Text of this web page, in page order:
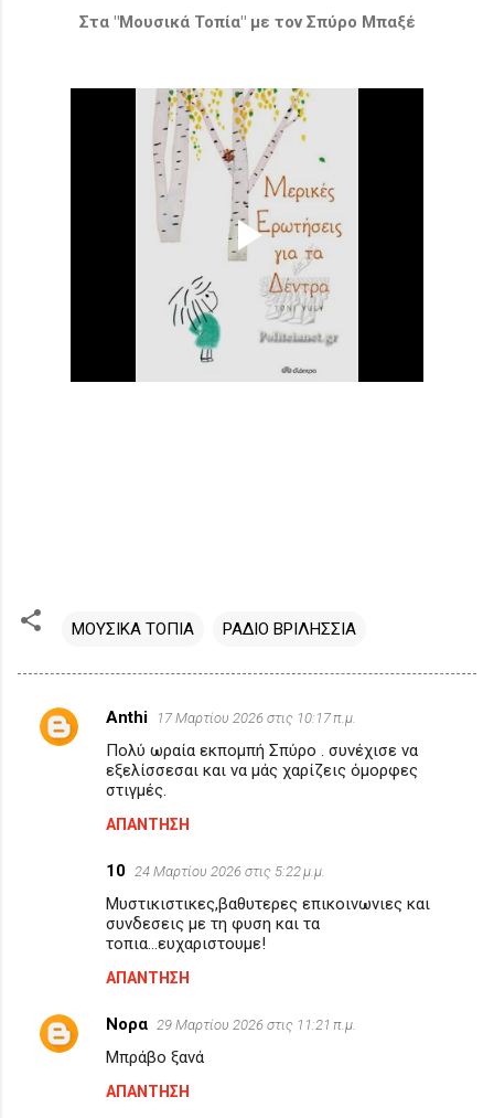
Στα "Μουσικά Τοπία" με τον Σπύρο Μπαξέ
ΜΟΥΣΙΚΑ ΤΟΠΙΑ ΡΑΔΙΟ ΒΡΙΛΗΣΣΙΑ
Σ
Anthi 17 Μαρτίου 2026 στις 10:17 π.μ.
Πολύ ωραία εκπομπή Σπύρο . συνέχισε να
εξελίσσεσαι και να μάς χαρίζεις όμορφες
στιγμές.
ΑΠΆΝΤΗΣΗ
10 24 Μαρτίου 2026 στις 5:22 μ.μ.
Μυστικιστικες,βαθυτερες επικοινωνιες και
συνδεσεις με τη φυση και τα
τοπια...ευχαριστουμε!
ΑΠΆΝΤΗΣΗ
Νορα 29 Μαρτίου 2026 στις 11:21 π.μ.
Μπράβο ξανά
ΑΠΆΝΤΗΣΗ